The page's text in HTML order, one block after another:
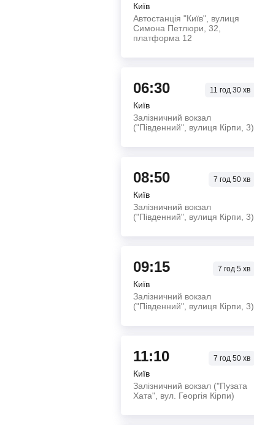
Київ
Автостанція "Київ", вулиця
Симона Петлюри, 32,
платформа 12
06:30 11 год30 хв
Київ
Залізничний вокзал
("Південний", вулиця Кірпи, 3)
08:50 7 год50 хв
Київ
Залізничний вокзал
("Південний", вулиця Кірпи, 3)
09:15 7 год5 хв
Київ
Залізничний вокзал
("Південний", вулиця Кірпи, 3)
11:10 7 год50 хв
Київ
Залізничний вокзал ("Пузата
Хата", вул. Георгія Кірпи)